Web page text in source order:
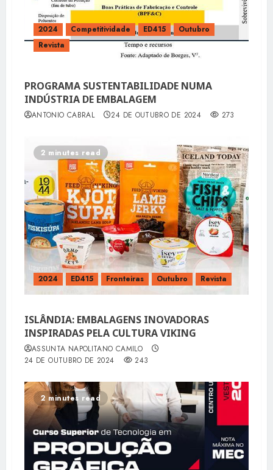
2024 Competitividade ED415
Outubro
Revista
PROGRAMA SUSTENTABILIDADE NUMA
INDÚSTRIA DE EMBALAGEM
ANTONIO CABRAL 24 DE OUTUBRO DE 2024 273
2 minutes read
2024 ED415 Fronteiras Outubro Revista
ISLÂNDIA: EMBALAGENS INOVADORAS
INSPIRADAS PELA CULTURA VIKING
ASSUNTA NAPOLITANO CAMILO
24 DE OUTUBRO DE 2024
243
2 minutes read